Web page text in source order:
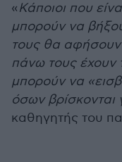
«Κάποιοι που
μπορούν να
τους θα αφήσουν
πάνω τους έχουν
μπορούν να
όσων βρίσκονται
καθηγητής του